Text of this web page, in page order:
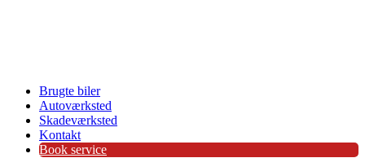
Brugte biler
Autoværksted
Skadeværksted
Kontakt
Book service